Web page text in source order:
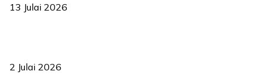
13 Julai 2026
2 Julai 2026